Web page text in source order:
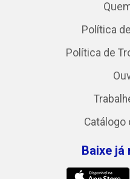
Política
Política de
Catálogo
Baixe já